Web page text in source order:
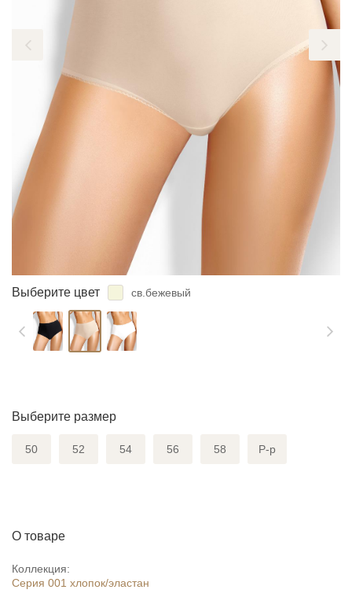
Выберите цвет св.бежевый
Выберите размер
50 52 54 56 58 Р-р
О товаре
Коллекция:
Серия 001 хлопок/эластан